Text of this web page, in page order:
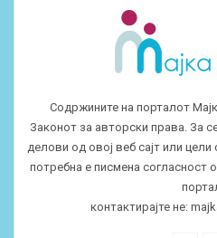
Содржините на порталот
Законот за авторски права. За
делови од овој веб сајт или цели
потребна е писмена согласност
контактирајте не: